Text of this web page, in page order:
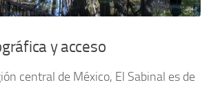
y acceso
central de México, El Sabinal es de